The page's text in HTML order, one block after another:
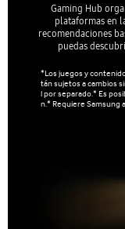
Gaming Hub
plataformas en
recomendaciones
puedas
*Los juegos y
tán sujetos a cambios
l por separado.* Es
n.* Requiere Samsung